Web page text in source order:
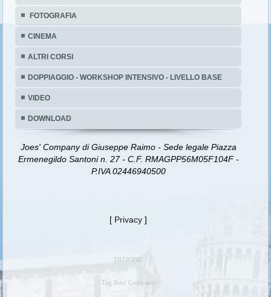
FOTOGRAFIA
CINEMA
ALTRI CORSI
DOPPIAGGIO - WORKSHOP INTENSIVO - LIVELLO BASE
VIDEO
DOWNLOAD
Joes' Company di Giuseppe Raimo - Sede legale Piazza
Ermenegildo Santoni n. 27 - C.F. RMAGPP56M05F104F -
P.IVA 02446940500
[ Privacy ]
DIZIONE
Tag Joes' Company